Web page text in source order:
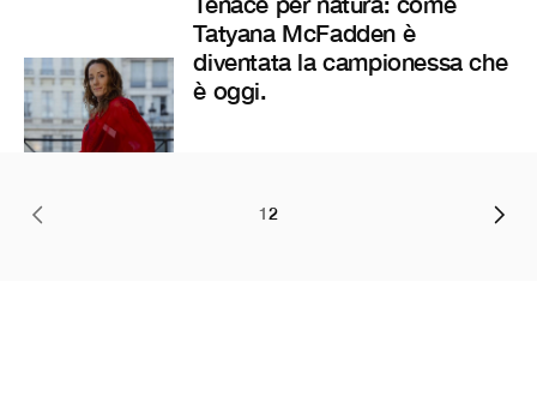
Tatyana McFadden è
diventata la campionessa che
è oggi.
12